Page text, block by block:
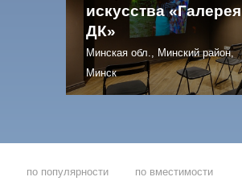
искусства «Галерея
ДК»
Минская обл., Минский район,
Минск
по популярности по вместимости